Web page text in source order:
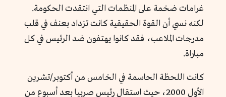
غرامات ضخمة على المنظمات التي انتقدت الحكومة.
لكنه نسي أن القوة الحقيقية كانت تزداد بعنف في قلب
مدرجات الملاعب، فقد كانوا يهتفون ضد الرئيس في كل
مباراة.
كانت اللحظة الحاسمة في الخامس من أكتوبر/تشرين
الأول 2000، حيث استقال رئيس صربيا بعد أسبوع من